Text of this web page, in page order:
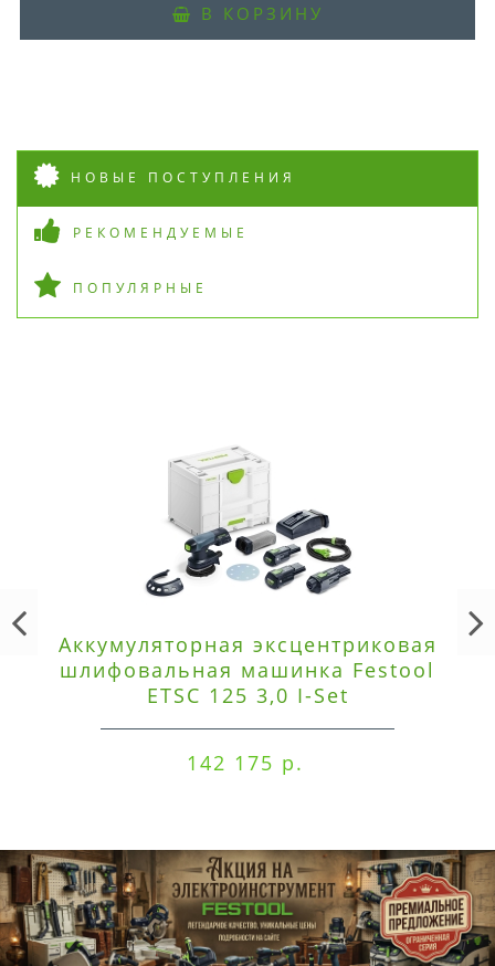
В КОРЗИНУ
НОВЫЕ ПОСТУПЛЕНИЯ
РЕКОМЕНДУЕМЫЕ
ПОПУЛЯРНЫЕ
Аккумуляторная эксцентриковая
шлифовальная машинка Festool
ETSC 125 3,0 I-Set
142 175 р.